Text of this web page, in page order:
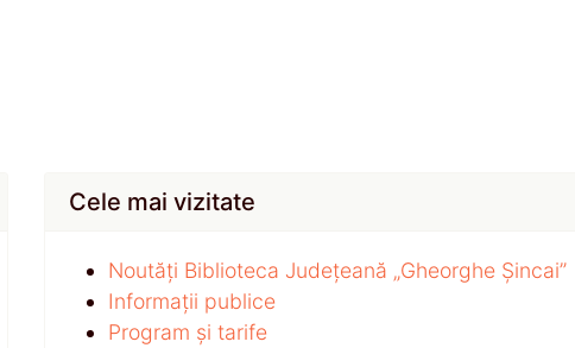
Cele mai vizitate
Noutăți Biblioteca Județeană „Gheorghe Șincai”
Informații publice
Program și tarife